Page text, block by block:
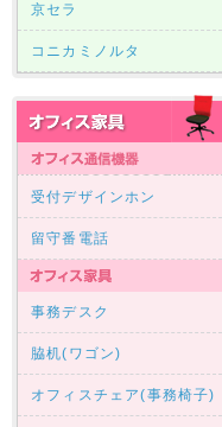
京セラ
コニカミノルタ
受付デザインホン
留守番電話
事務デスク
脇机(ワゴン)
オフィスチェア(事務椅子)